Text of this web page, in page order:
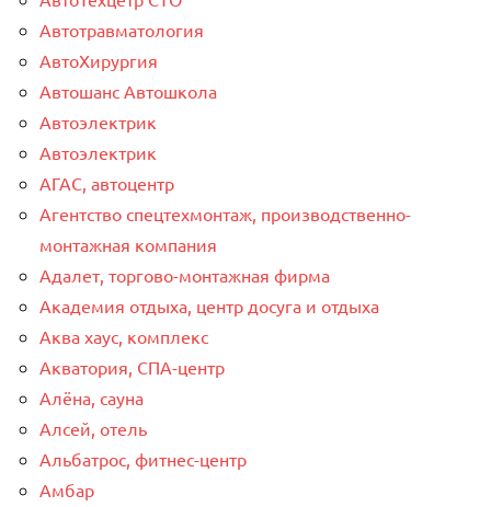
Автотравматология
АвтоХирургия
Автошанс Автошкола
Автоэлектрик
Автоэлектрик
АГАС, автоцентр
Агентство спецтехмонтаж, производственно-
монтажная компания
Адалет, торгово-монтажная фирма
Академия отдыха, центр досуга и отдыха
Аква хаус, комплекс
Акватория, СПА-центр
Алёна, сауна
Алсей, отель
Альбатрос, фитнес-центр
Амбар